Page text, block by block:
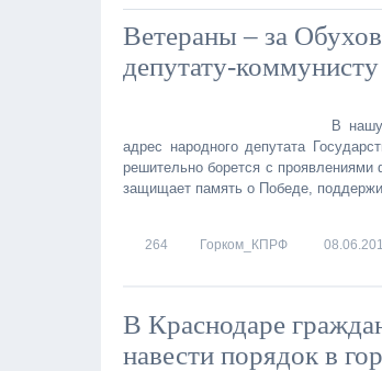
Ветераны – за
депутату-
В
адрес народного депутата
решительно борется с
защищает память о Победе,
264 Горком_КПРФ
В Краснодаре
навести порядок в